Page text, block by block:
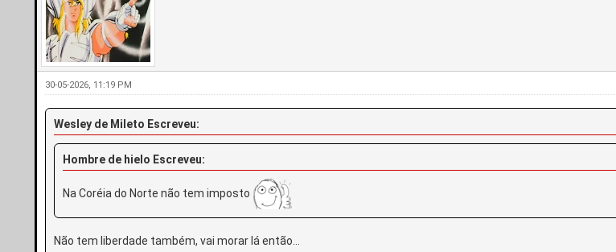
30-05-2026, 11:19 PM
Wesley de Mileto Escreveu:
Hombre de hielo Escreveu:
Na Coréia do Norte não tem imposto
Não tem liberdade também, vai morar lá então...